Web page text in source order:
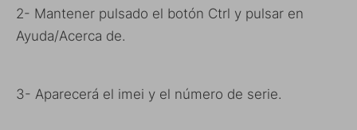
2- Mantener pulsado el botón Ctrl y pulsar en
Ayuda/Acerca de.
3- Aparecerá el imei y el número de serie.